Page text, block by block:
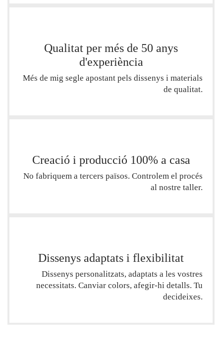
Qualitat per més de 50 anys
d'experiència
Més de mig segle apostant pels dissenys i materials
de qualitat.
Creació i producció 100% a casa
No fabriquem a tercers països. Controlem el procés
al nostre taller.
Dissenys adaptats i flexibilitat
Dissenys personalitzats, adaptats a les vostres
necessitats. Canviar colors, afegir-hi detalls. Tu
decideixes.